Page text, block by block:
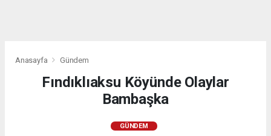
Anasayfa Gündem
Fındıklıaksu Köyünde Olaylar
Bambaşka
GÜNDEM